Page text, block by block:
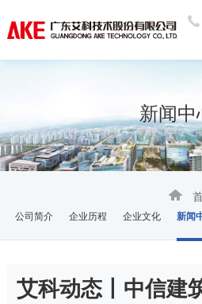
新闻中
公司简介 企业历程 企业文化 新闻
艾科动态丨中信建